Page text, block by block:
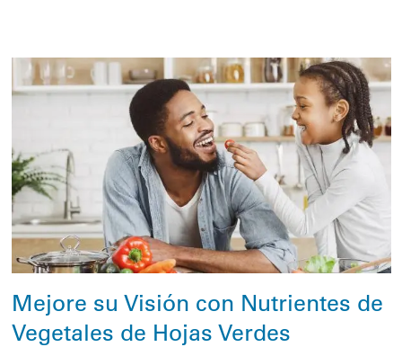
Mejore su Visión con Nutrientes de
Vegetales de Hojas Verdes